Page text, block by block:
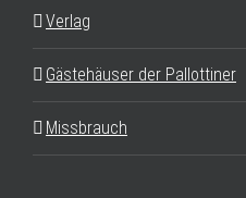
Verlag
Gästehäuser der Pallottiner
Missbrauch